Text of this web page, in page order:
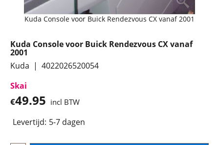
Kuda Console voor Buick Rendezvous CX vanaf 2001
Kuda Console voor Buick Rendezvous CX vanaf
2001
Kuda
4022026520054
Skai
€49.95 incl BTW
Levertijd: 5-7 dagen